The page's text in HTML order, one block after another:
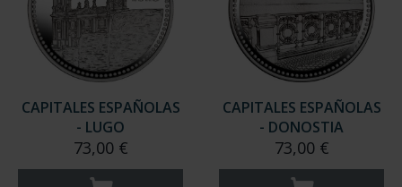
CAPITALES ESPAÑOLAS
- LUGO
73,00 €
CAPITALES ESPAÑOLAS
- DONOSTIA
73,00 €